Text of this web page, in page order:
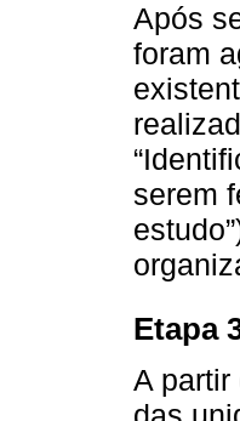
Após
foram
serem
Etapa
A